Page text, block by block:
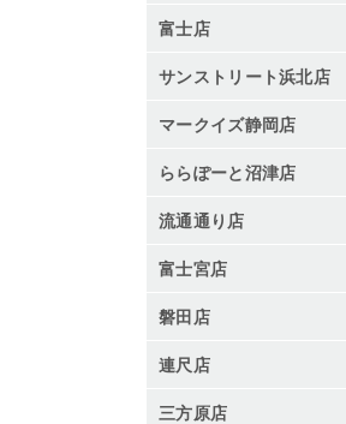
富士店
サンストリート浜北店
マークイズ静岡店
ららぽーと沼津店
流通通り店
富士宮店
磐田店
連尺店
三方原店